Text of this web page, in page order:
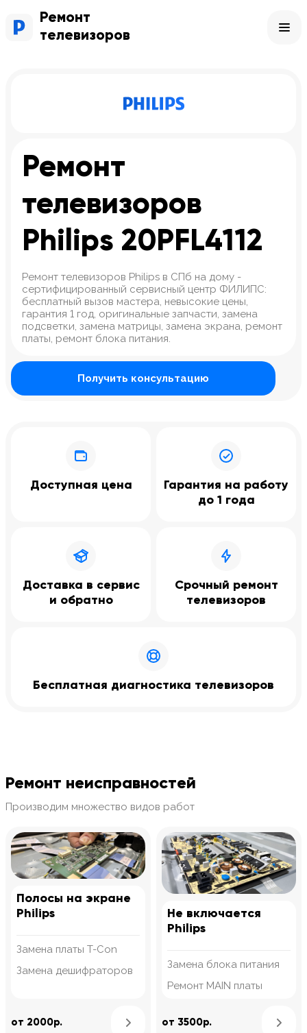
Ремонт
телевизоров
Ремонт
телевизоров
Philips 20PFL4112
Ремонт телевизоров Philips в СПб на дому -
сертифицированный сервисный центр ФИЛИПС:
бесплатный вызов мастера, невысокие цены,
гарантия 1 год, оригинальные запчасти, замена
подсветки, замена матрицы, замена экрана, ремонт
платы, ремонт блока питания.
Получить консультацию
Доступная цена
Гарантия на работу
до 1 года
Доставка в сервис
и обратно
Срочный ремонт
телевизоров
Бесплатная диагностика телевизоров
Ремонт неисправностей
Производим множество видов работ
Полосы на экране
Philips
Замена платы T-Con
Замена дешифраторов
от 2000р. Узнать подробнее
Не включается
Philips
Замена блока питания
Ремонт MAIN платы
от 3500р.